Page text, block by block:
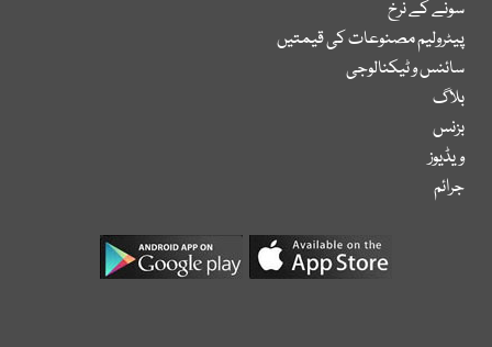
سونے کے نرخ
پیٹرولیم مصنوعات کی قیمتیں
سائنس و ٹیکنالوجی
بلاگ
بزنس
ویڈیوز
جرائم